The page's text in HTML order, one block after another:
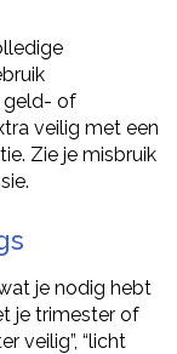
geld- of
veilig met een
Zie je misbruik
je nodig hebt
je trimester of
veilig”, “licht